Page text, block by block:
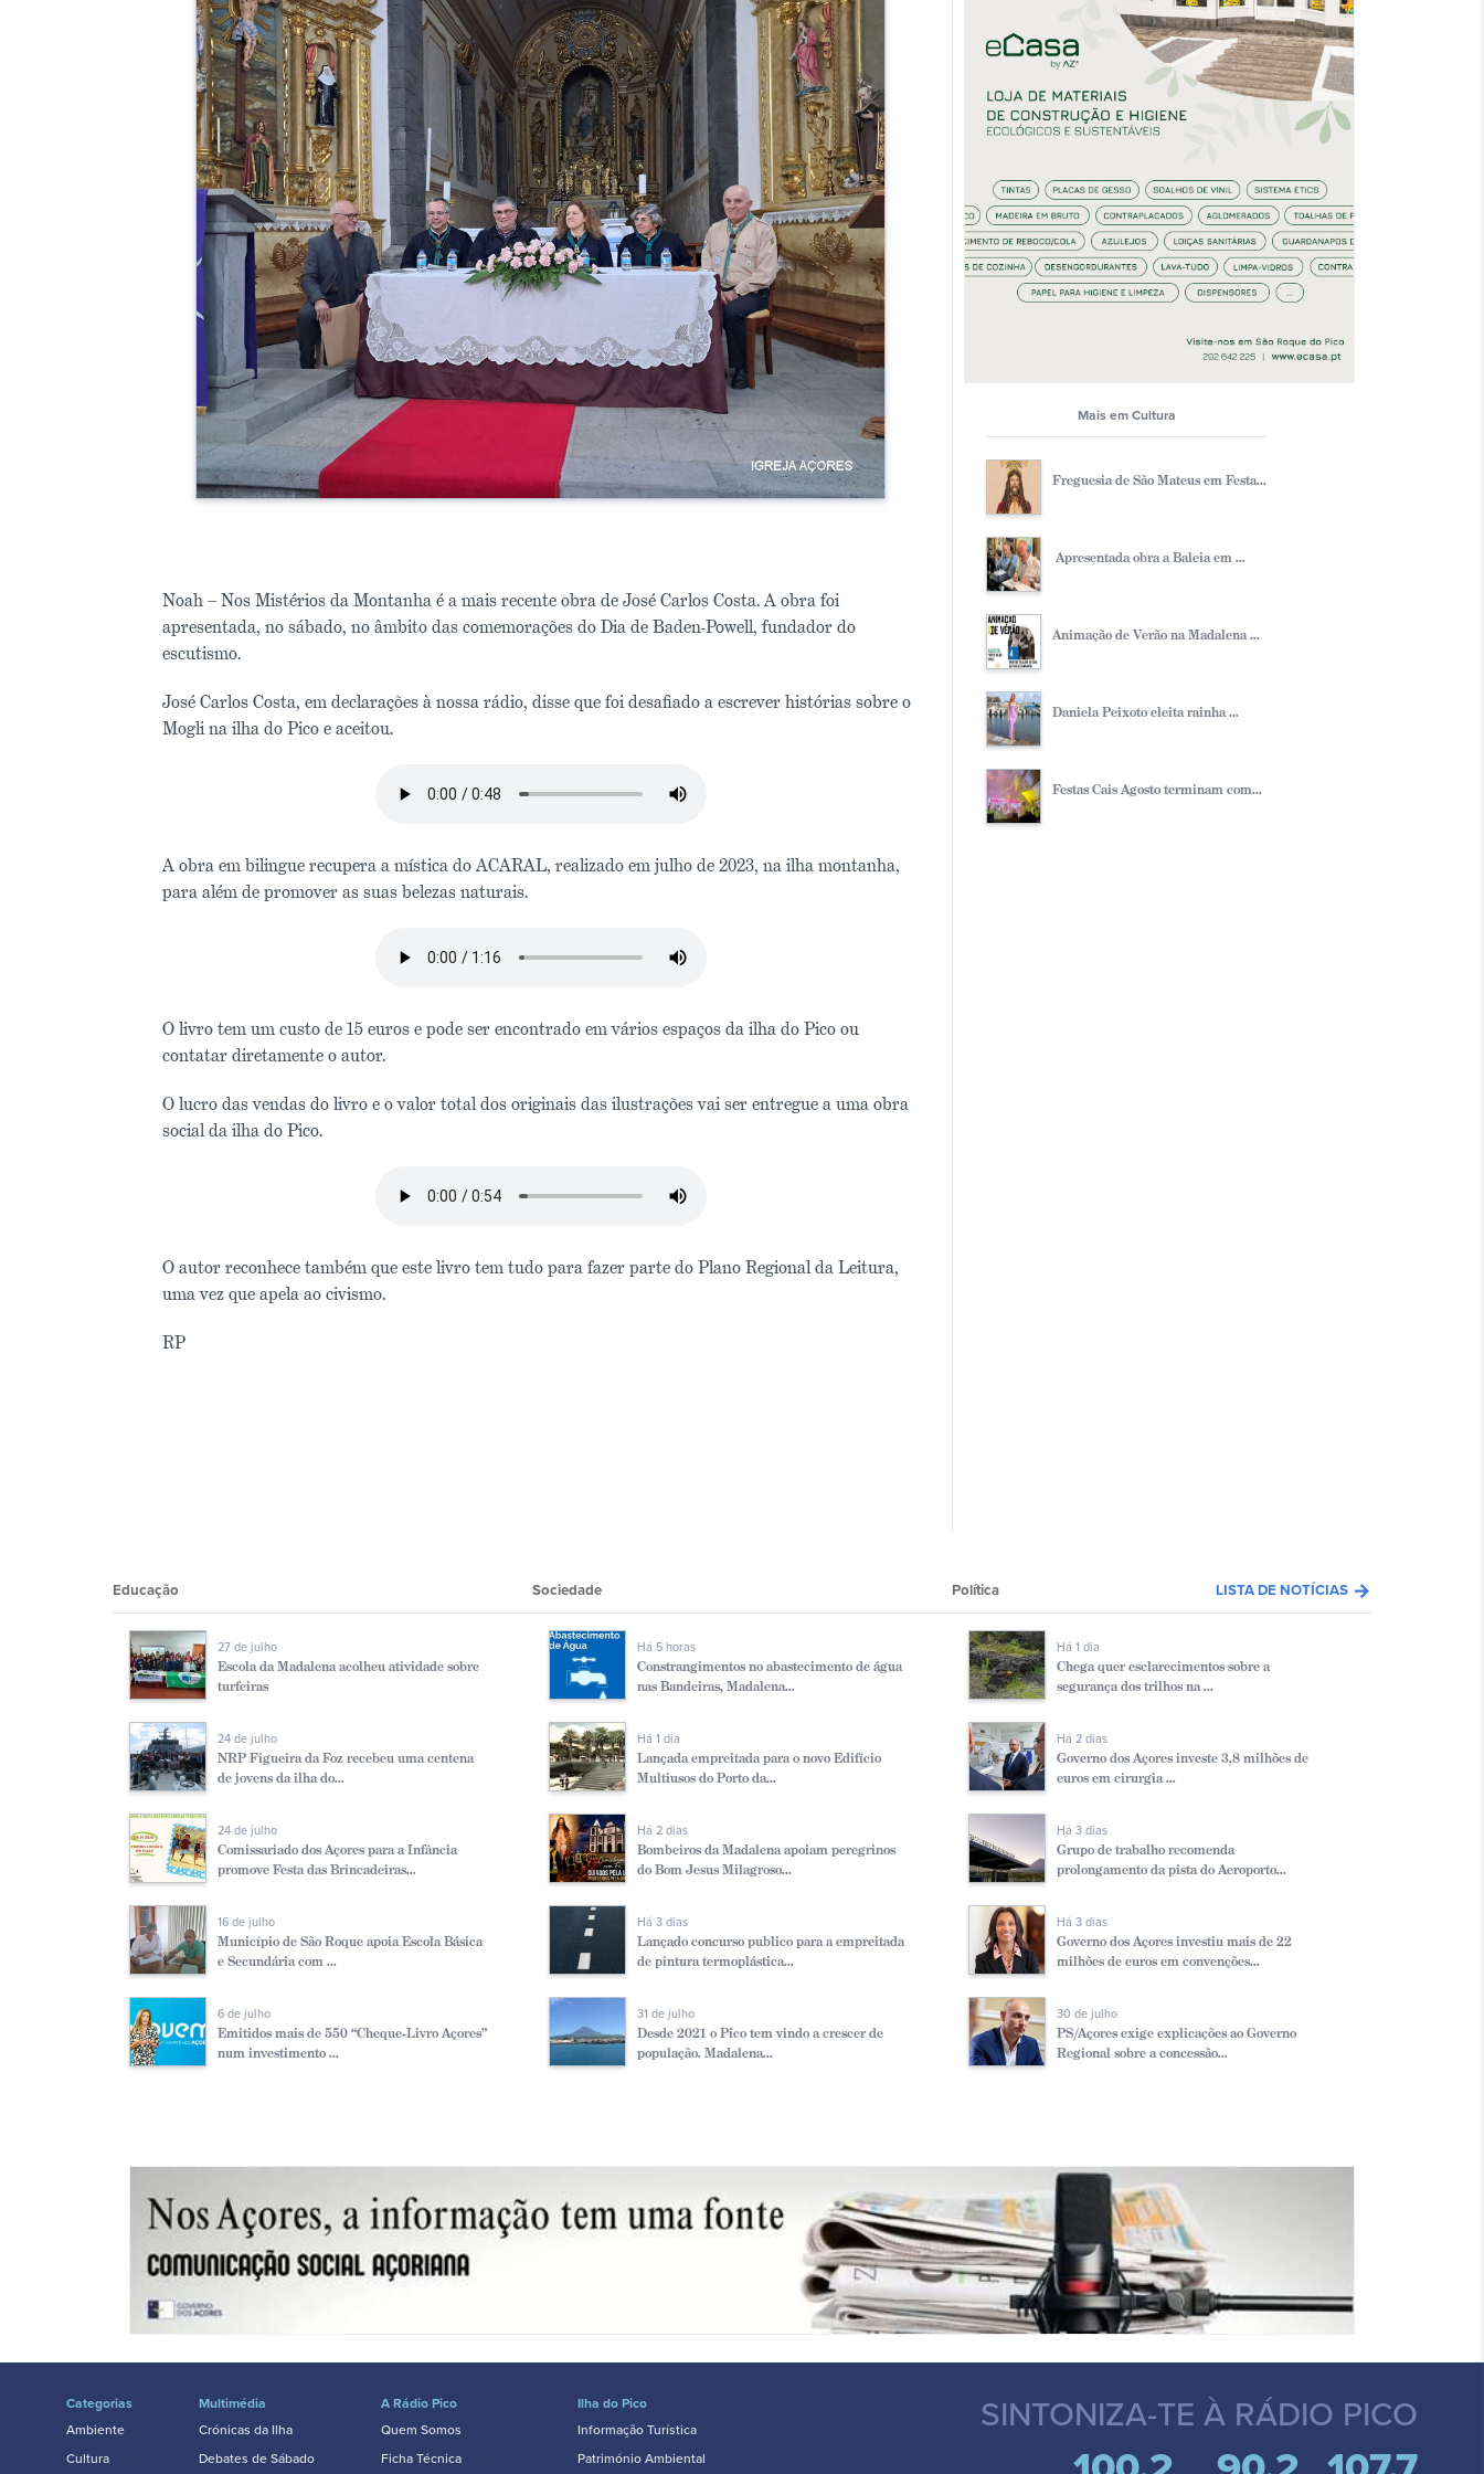
Noah – Nos Mistérios da Montanha é a mais recente obra de José Carlos Costa. A obra foi
apresentada, no sábado, no âmbito das comemorações do Dia de Baden-Powell, fundador do
escutismo.
José Carlos Costa, em declarações à nossa rádio, disse que foi desafiado a escrever histórias sobre o
Mogli na ilha do Pico e aceitou.
A obra em bilingue recupera a mística do ACARAL, realizado em julho de 2023, na ilha montanha,
para além de promover as suas belezas naturais.
O livro tem um custo de 15 euros e pode ser encontrado em vários espaços da ilha do Pico ou
contatar diretamente o autor.
O lucro das vendas do livro e o valor total dos originais das ilustrações vai ser entregue a uma obra
social da ilha do Pico.
O autor reconhece também que este livro tem tudo para fazer parte do Plano Regional da Leitura,
uma vez que apela ao civismo.
RP
Mais em Cultura
Freguesia de São Mateus em Festa...
Apresentada obra a Baleia em ...
Animação de Verão na Madalena ...
Daniela Peixoto eleita rainha ...
Festas Cais Agosto terminam com...
Educação Sociedade Polí­tica LISTA DE NOTÍCIAS arrow_forward
27 de julho
Escola da Madalena acolheu atividade sobre
turfeiras
24 de julho
NRP Figueira da Foz recebeu uma centena
de jovens da ilha do...
24 de julho
Comissariado dos Açores para a Infância
promove Festa das Brincadeiras...
16 de julho
Município de São Roque apoia Escola Básica
e Secundária com ...
6 de julho
Emitidos mais de 550 “Cheque-Livro Açores”
num investimento ...
Há 5 horas
Constrangimentos no abastecimento de água
nas Bandeiras, Madalena...
Há 1 dia
Lançada empreitada para o novo Edifício
Multiusos do Porto da...
Há 2 dias
Bombeiros da Madalena apoiam peregrinos
do Bom Jesus Milagroso...
Há 3 dias
Lançado concurso publico para a empreitada
de pintura termoplástica...
31 de julho
Desde 2021 o Pico tem vindo a crescer de
população. Madalena...
Há 1 dia
Chega quer esclarecimentos sobre a
segurança dos trilhos na ...
Há 2 dias
Governo dos Açores investe 3,8 milhões de
euros em cirurgia ...
Há 3 dias
Grupo de trabalho recomenda
prolongamento da pista do Aeroporto...
Há 3 dias
Governo dos Açores investiu mais de 22
milhões de euros em convenções...
30 de julho
PS/Açores exige explicações ao Governo
Regional sobre a concessão...
Categorias
Ambiente
Cultura
Multimédia
Crónicas da Ilha
Debates de Sábado
A Rádio Pico
Quem Somos
Ficha Técnica
Ilha do Pico
Informação Turística
Património Ambiental
SINTONIZA-TE À RÁDIO PICO